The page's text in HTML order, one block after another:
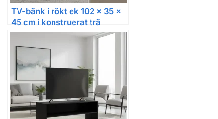
TV-bänk i rökt ek 102 x 35 x
45 cm i konstruerat trä